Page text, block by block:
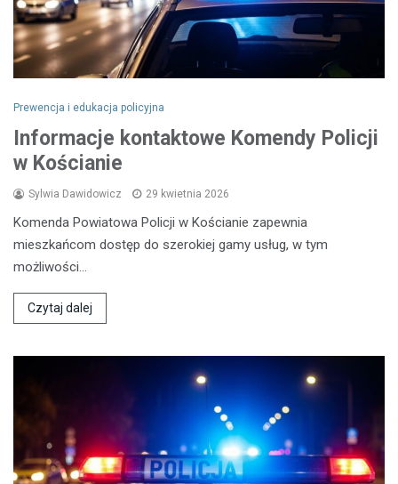
Prewencja i edukacja policyjna
Informacje kontaktowe Komendy Policji
w Kościanie
Sylwia Dawidowicz 29 kwietnia 2026
Komenda Powiatowa Policji w Kościanie zapewnia
mieszkańcom dostęp do szerokiej gamy usług, w tym
możliwości…
Czytaj dalej